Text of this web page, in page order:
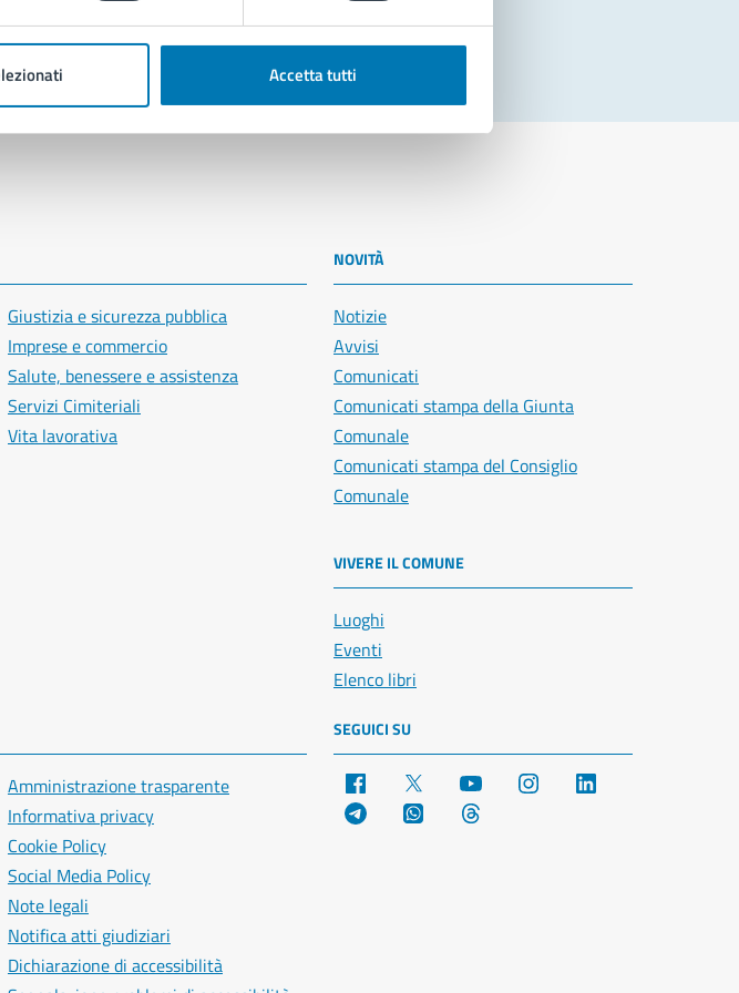
Accetta tutti
Giustizia e sicurezza pubblica
Imprese e commercio
Salute, benessere e assistenza
Servizi Cimiteriali
Vita lavorativa
NOVITÀ
Notizie
Avvisi
Comunicati
Comunicati stampa della Giunta
Comunale
Comunicati stampa del Consiglio
Comunale
VIVERE IL COMUNE
Luoghi
Eventi
Elenco libri
Amministrazione trasparente
Informativa privacy
Cookie Policy
Social Media Policy
Note legali
Notifica atti giudiziari
Dichiarazione di accessibilità
SEGUICI SU
Facebook YouTube Instagram
Telegram WhatsApp